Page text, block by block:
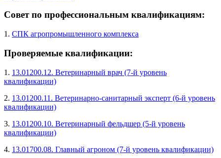
Совет по профессиональным квалификациям:
1. СПК агропромышленного комплекса
Проверяемые квалификации:
1. 13.01200.12. Ветеринарный врач (7-й уровень
квалификации)
2. 13.01200.11. Ветеринарно-санитарный эксперт (6-й уровень
квалификации)
3. 13.01200.10. Ветеринарный фельдшер (5-й уровень
квалификации)
4. 13.01700.08. Главный агроном (7-й уровень квалификации)